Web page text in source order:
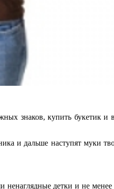
знаков, купить букетик и
и дальше наступят муки
детки и не